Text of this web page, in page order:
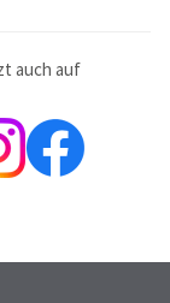
auch auf